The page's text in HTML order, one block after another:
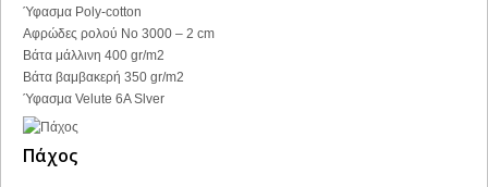
Ύφασμα Poly-cotton
Αφρώδες ρολού Νο 3000 – 2 cm
Βάτα μάλλινη 400 gr/m2
Βάτα βαμβακερή 350 gr/m2
Ύφασμα Velute 6Α Slver
Πάχος